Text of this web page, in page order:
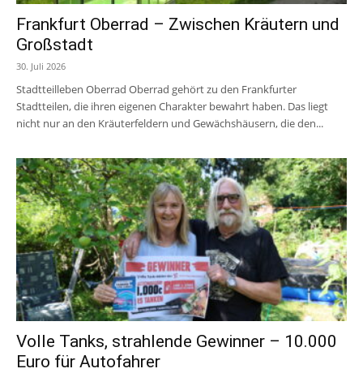
Frankfurt Oberrad – Zwischen Kräutern und
Großstadt
30. Juli 2026
Stadtteilleben Oberrad Oberrad gehört zu den Frankfurter
Stadtteilen, die ihren eigenen Charakter bewahrt haben. Das liegt
nicht nur an den Kräuterfeldern und Gewächshäusern, die den...
Volle Tanks, strahlende Gewinner – 10.000
Euro für Autofahrer